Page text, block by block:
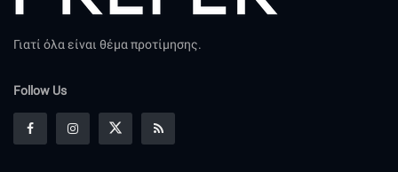
Γιατί όλα είναι θέμα προτίμησης.
Follow Us